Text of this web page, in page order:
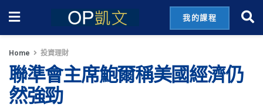
我的課程
Home 投資理財
聯準會主席鮑爾稱美國經濟仍
然強勁